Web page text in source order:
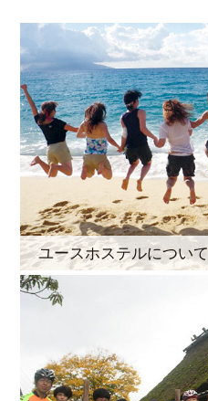
ユースホステルについて